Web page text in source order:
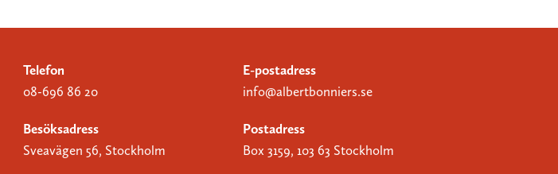
Telefon
08-696 86 20
E-postadress
info@albertbonniers.se
Besöksadress
Sveavägen 56, Stockholm
Postadress
Box 3159, 103 63 Stockholm